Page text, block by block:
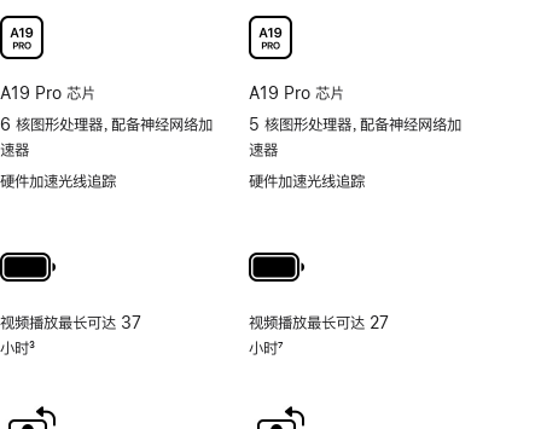
A19 Pro 芯片
6 核图形处理器，配备神经网络加
速器
硬件加速光线追踪
视频播放最长可达 37
小时3
A19 Pro 芯片
5 核图形处理器，配备神经网络加
速器
硬件加速光线追踪
视频播放最长可达 27
小时7